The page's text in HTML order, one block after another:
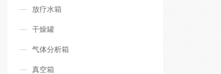
放疗水箱
干燥罐
气体分析箱
真空箱